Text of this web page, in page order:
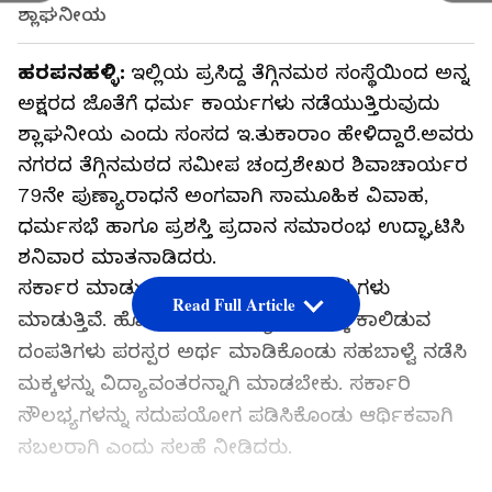
ಶ್ಲಾಘನೀಯ
ಹರಪನಹಳ್ಳಿ: ಇಲ್ಲಿಯ ಪ್ರಸಿದ್ದ ತೆಗ್ಗಿನಮಠ ಸಂಸ್ಥೆಯಿಂದ ಅನ್ನ
ಅಕ್ಷರದ ಜೊತೆಗೆ ಧರ್ಮ ಕಾರ್ಯಗಳು ನಡೆಯುತ್ತಿರುವುದು
ಶ್ಲಾಘನೀಯ ಎಂದು ಸಂಸದ ಇ.ತುಕಾರಾಂ ಹೇಳಿದ್ದಾರೆ.ಅವರು
ನಗರದ ತೆಗ್ಗಿನಮಠದ ಸಮೀಪ ಚಂದ್ರಶೇಖರ ಶಿವಾಚಾರ್ಯರ
79ನೇ ಪುಣ್ಯಾರಾಧನೆ ಅಂಗವಾಗಿ ಸಾಮೂಹಿಕ ವಿವಾಹ,
ಧರ್ಮಸಭೆ ಹಾಗೂ ಪ್ರಶಸ್ತಿ ಪ್ರದಾನ ಸಮಾರಂಭ ಉದ್ಘಾಟಿಸಿ
ಶನಿವಾರ ಮಾತನಾಡಿದರು.
ಸರ್ಕಾರ ಮಾಡುವ ಕೆಲಸಗಳನ್ನು ಮಠ ಮಾನ್ಯಗಳು
ಮಾಡುತ್ತಿವೆ. ಹೊಸದಾಗಿ ದಾಂಪತ್ಯ ಜೀವನಕ್ಕೆ ಕಾಲಿಡುವ
ದಂಪತಿಗಳು ಪರಸ್ಪರ ಅರ್ಥ ಮಾಡಿಕೊಂಡು ಸಹಬಾಳ್ವೆ ನಡೆಸಿ
ಮಕ್ಕಳನ್ನು ವಿದ್ಯಾವಂತರನ್ನಾಗಿ ಮಾಡಬೇಕು. ಸರ್ಕಾರಿ
ಸೌಲಭ್ಯಗಳನ್ನು ಸದುಪಯೋಗ ಪಡಿಸಿಕೊಂಡು ಆರ್ಥಿಕವಾಗಿ
ಸಬಲರಾಗಿ ಎಂದು ಸಲಹೆ ನೀಡಿದರು.
Read Full Article